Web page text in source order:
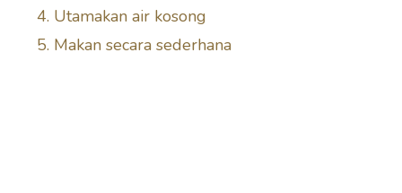
Utamakan air kosong
Makan secara sederhana